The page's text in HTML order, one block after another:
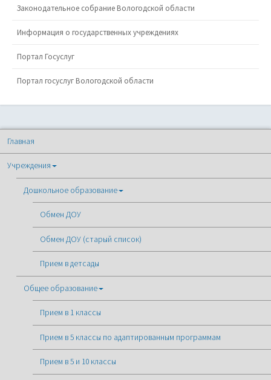
Законодательное собрание Вологодской области
Информация о государственных учреждениях
Портал Госуслуг
Портал госуслуг Вологодской области
Главная
Учреждения
Дошкольное образование
Обмен ДОУ
Обмен ДОУ (старый список)
Прием в детсады
Общее образование
Прием в 1 классы
Прием в 5 классы по адаптированным программам
Прием в 5 и 10 классы